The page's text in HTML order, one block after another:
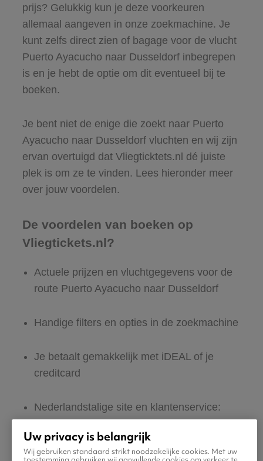
prijs? Gelukkig kun je deze voorkeuren
allemaal aangeven in onze zoekmachine. Je
kunt zelfs direct zien of bagage voor de vlucht
Puerto Ayacucho naar Dusseldorf inbegrepen
is en je hebt de optie om dit eventueel bij te
boeken.
Je bent niet de enige die zoekt naar Puerto
Ayacucho naar Dusseldorf vluchten en wij zijn
ervan overtuigd dat Vliegticktets.nl dé juiste
plek is om ze te vinden. Lees hieronder meer
over jouw voordelen.
De voordelen van boeken op
Vliegtickets.nl?
Actuele prijzen en vluchtgegevens voor de
route Puerto Ayacucho naar Dusseldorf
Handige filters en opties in de zoekmachine
Je betaalt gemakkelijk met iDEAL of je
creditcard
Nederlandstalige site en klantenservice:
365 dagen per jaar bereikbaar
Zeker van veilig boeken en betalen
Uw privacy is belangrijk
Wij gebruiken standaard strikt noodzakelijke cookies. Met uw